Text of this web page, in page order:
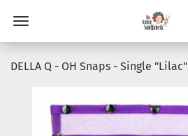
DELLA Q - OH Snaps - Single "Lilac"